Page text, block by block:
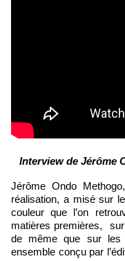
Interview de Jérôme
Jérôme Ondo Methogo, Directeur artistique qui signe cette
réalisation, a misé sur
couleur que l’on
matières premières,
de même que sur
ensemble conçu par